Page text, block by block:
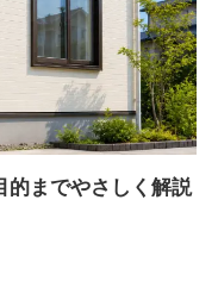
的までやさしく解説